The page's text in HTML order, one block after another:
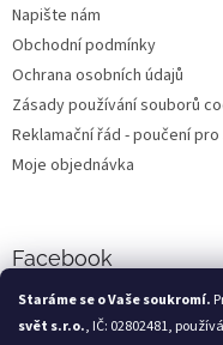
Staráme se o Vaše soukromí.
svět s.r.o., IČ: 02802481,
Napište nám
Obchodní podmínky
Ochrana osobních údajů
Zásady používání souborů
Reklamační řád - poučení
Moje objednávka
Facebook